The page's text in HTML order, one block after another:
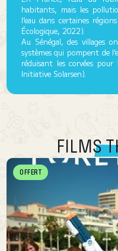
habitants, mais les
l’eau dans certaines
Écologique, 2022).
Au Sénégal, des villages
systèmes qui pompent de
réduisant les corvées
Initiative Solarsen).
FILMS
OFFERT
Fan des forêts, Julien est
d'été. Après tout, les forêts
le climat. Mais sa rencontre